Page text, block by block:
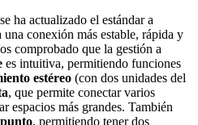
ha actualizado el estándar a
una conexión más estable, rápida y
comprobado que la gestión a
es intuitiva, permitiendo funciones
estéreo (con dos unidades del
, que permite conectar varios
espacios más grandes. También
, permitiendo tener dos